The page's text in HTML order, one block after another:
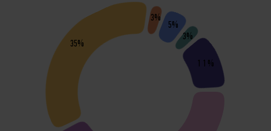
35%
3%
5%
3%
11%